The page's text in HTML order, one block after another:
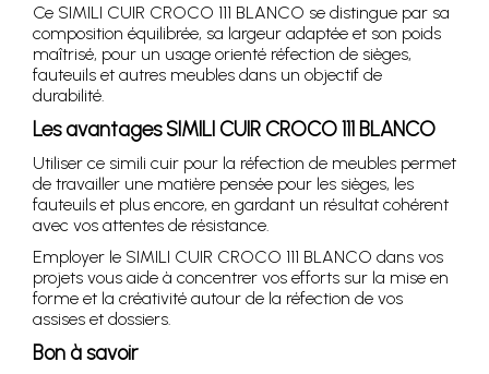
Ce SIMILI CUIR CROCO 111 BLANCO se distingue par sa
composition équilibrée, sa largeur adaptée et son poids
maîtrisé, pour un usage orienté réfection de sièges,
fauteuils et autres meubles dans un objectif de
durabilité.
Les avantages SIMILI CUIR CROCO 111 BLANCO
Utiliser ce simili cuir pour la réfection de meubles permet
de travailler une matière pensée pour les sièges, les
fauteuils et plus encore, en gardant un résultat cohérent
avec vos attentes de résistance.
Employer le SIMILI CUIR CROCO 111 BLANCO dans vos
projets vous aide à concentrer vos efforts sur la mise en
forme et la créativité autour de la réfection de vos
assises et dossiers.
Bon à savoir